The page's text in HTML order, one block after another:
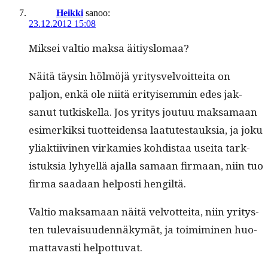
Heikki sanoo:
23.12.2012 15:08
Mik­sei val­tio mak­sa äitiyslomaa?
Näitä täysin hölmöjä yri­tysvelvoit­tei­ta on
paljon, enkä ole niitä eri­tyisem­min edes jak­
sanut tutkiskel­la. Jos yri­tys joutuu mak­samaan
esimerkik­si tuot­tei­den­sa laatutes­tauk­sia, ja joku
yli­ak­ti­ivi­nen virkamies kohdis­taa usei­ta tark­
istuk­sia lyhyel­lä ajal­la samaan fir­maan, niin tuo
fir­ma saadaan hel­posti hengiltä.
Val­tio mak­samaan näitä velvot­tei­ta, niin yri­tys­
ten tule­vaisu­u­den­näkymät, ja toim­imi­nen huo­
mat­tavasti helpottuvat.